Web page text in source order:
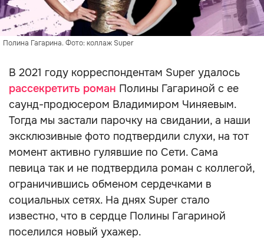
Полина Гагарина. Фото: коллаж Super
В 2021 году корреспондентам Super удалось
рассекретить роман Полины Гагариной с ее
саунд-продюсером Владимиром Чиняевым.
Тогда мы застали парочку на свидании, а наши
эксклюзивные фото подтвердили слухи, на тот
момент активно гулявшие по Сети. Сама
певица так и не подтвердила роман с коллегой,
ограничившись обменом сердечками в
социальных сетях. На днях Super стало
известно, что в сердце Полины Гагариной
поселился новый ухажер.